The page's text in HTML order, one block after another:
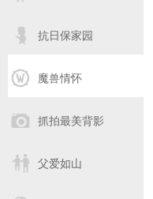
抗日保家园
魔兽情怀
抓拍最美背影
父爱如山